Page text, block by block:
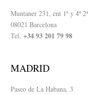
Muntaner 231, ent 1ª y 4º 2ª
08021 Barcelona
Tel.+34 93 201 79 98
MADRID
Paseo de La Habana, 3